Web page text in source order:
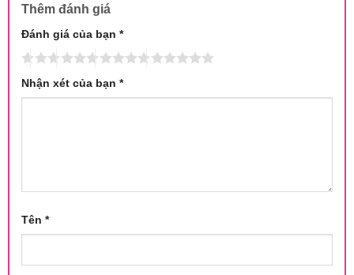
Thêm đánh giá
Đánh giá của bạn *
Nhận xét của bạn *
Tên *